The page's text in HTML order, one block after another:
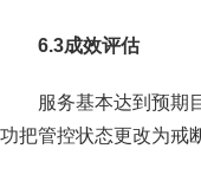
6.3成效评估
服务基本达到预期
功把管控状态更改为戒